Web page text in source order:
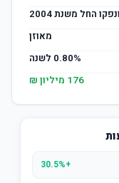
החל משנת 2004
מאוזן
0.80% לשנה
176 מיליון ₪
+30.5%